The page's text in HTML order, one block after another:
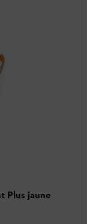
Plus jaune